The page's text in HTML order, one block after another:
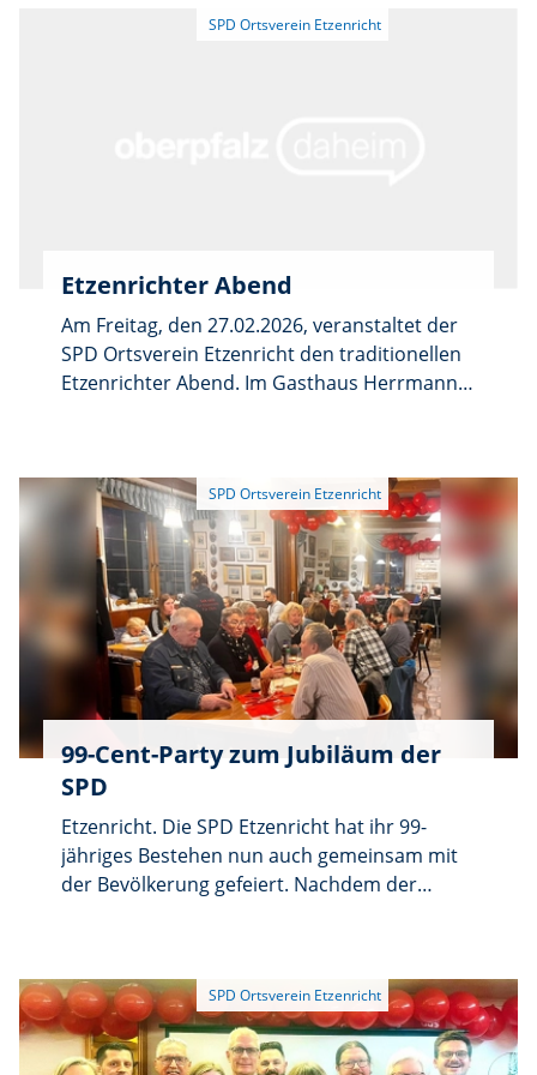
SPD Ortsverein Etzenricht
Etzenrichter Abend
Am Freitag, den 27.02.2026, veranstaltet der
SPD Ortsverein Etzenricht den traditionellen
Etzenrichter Abend. Im Gasthaus Herrmann
Bestandteil stellt die Verlosung mit der Fahrt
nach München als Hauptgewinn dar. Einlass
ist ab 18.30 Uhr
SPD Ortsverein Etzenricht
99-Cent-Party zum Jubiläum der
SPD
Etzenricht. Die SPD Etzenricht hat ihr 99-
jähriges Bestehen nun auch gemeinsam mit
der Bevölkerung gefeiert. Nachdem der
öffentliche Jubiläumsfeier im Gasthaus
Hermann.
SPD Ortsverein Etzenricht